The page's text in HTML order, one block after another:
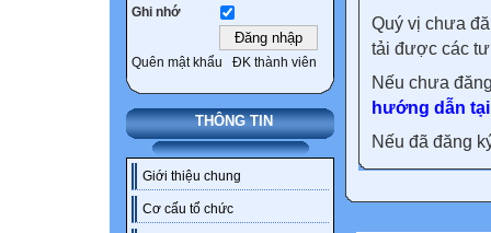
Ghi nhớ
Quên mật khẩu ĐK thành viên
THÔNG TIN
Giới thiệu chung
Cơ cấu tổ chức
Quý vị chưa
tải được các
Nếu chưa
hướng dẫn
Nếu đã đăng